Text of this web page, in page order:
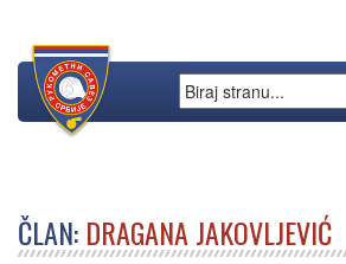
ČLAN: DRAGANA JAKOVLJEVIĆ